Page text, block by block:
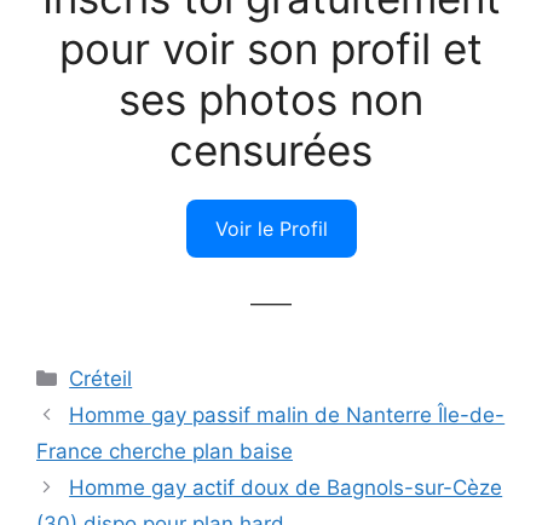
pour voir son profil et
ses photos non
censurées
Voir le Profil
——
Catégories
Créteil
Homme gay passif malin de Nanterre Île-de-
France cherche plan baise
Homme gay actif doux de Bagnols-sur-Cèze